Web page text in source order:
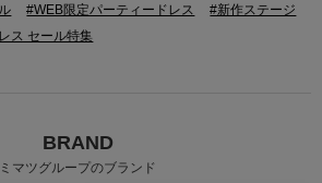
#WEB限定パーティードレス
#新作ステージ
ス セール特集
BRAND
ミマツグループのブランド